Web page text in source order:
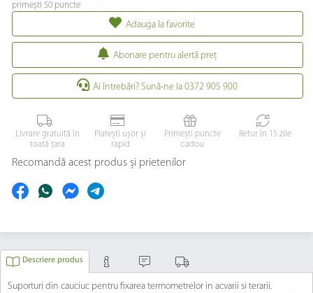
primești 50 puncte
Adauga la favorite
Abonare pentru alertă preţ
Ai întrebări? Sună-ne la 0372 905 900
Livrare gratuită în
toată țara
Platești ușor și
rapid
Primești puncte
cadou
Retur în 15 zile
Recomandă acest produs și prietenilor
Descriere produs
Suporturi din cauciuc pentru fixarea termometrelor in acvarii si terarii.